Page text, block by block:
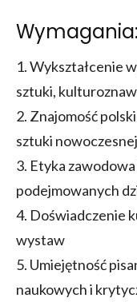
Wymagania:
1. Wykształcenie
sztuki,
2. Znajomość
sztuki
3. Etyka
podejmowanych
4. Doświadczenie
wystaw
5. Umiejętność
naukowych i